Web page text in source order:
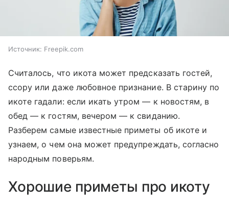
Источник: Freepik.com
Считалось, что икота может предсказать гостей,
ссору или даже любовное признание. В старину по
икоте гадали: если икать утром — к новостям, в
обед — к гостям, вечером — к свиданию.
Разберем самые известные приметы об икоте и
узнаем, о чем она может предупреждать, согласно
народным поверьям.
Хорошие приметы про икоту